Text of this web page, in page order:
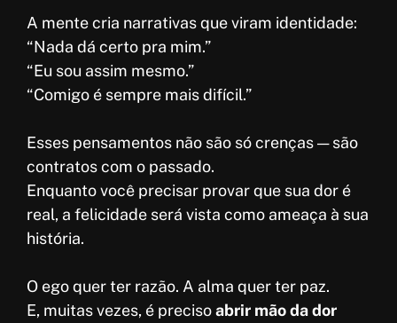
A mente cria narrativas que viram identidade:
“Nada dá certo pra mim.”
“Eu sou assim mesmo.”
“Comigo é sempre mais difícil.”
Esses pensamentos não são só crenças — são
contratos com o passado.
Enquanto você precisar provar que sua dor é
real, a felicidade será vista como ameaça à sua
história.
O ego quer ter razão. A alma quer ter paz.
E, muitas vezes, é precisoabrir mão da dor